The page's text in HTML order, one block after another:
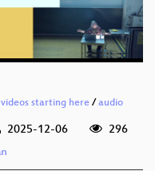
starting here/audio
2025-12-06
296